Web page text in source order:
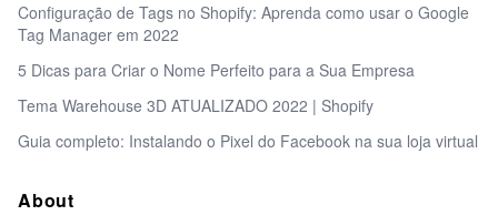
Configuração de Tags no Shopify: Aprenda como usar o Google
Tag Manager em 2022
5 Dicas para Criar o Nome Perfeito para a Sua Empresa
Tema Warehouse 3D ATUALIZADO 2022 | Shopify
Guia completo: Instalando o Pixel do Facebook na sua loja virtual
About